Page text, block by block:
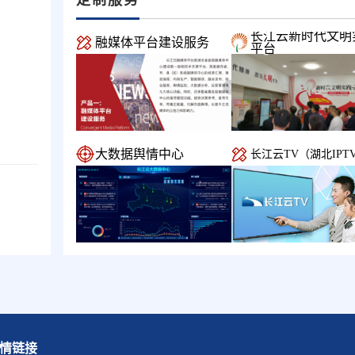
融媒体平台建设服务
长江云新时代文明
平台
大数据舆情中心 长江云TV（湖北
链接